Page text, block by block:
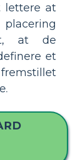
lettere at
at de
et